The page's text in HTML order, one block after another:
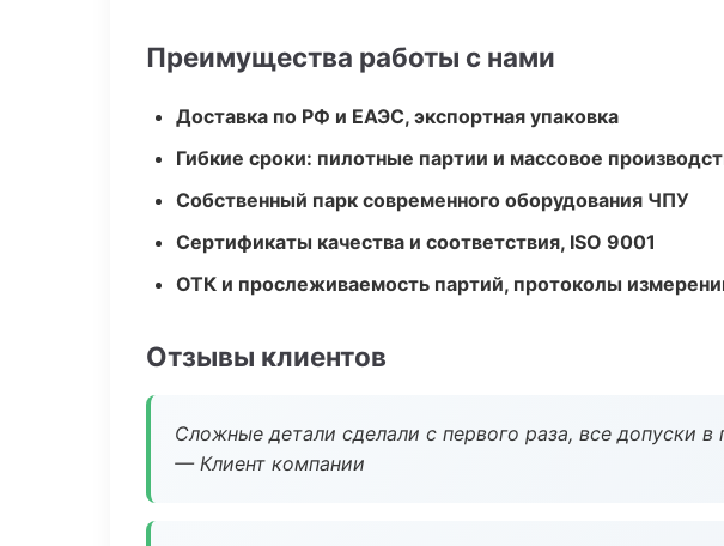
Преимущества работы с нами
Доставка по РФ и ЕАЭС, экспортная упаковка
Гибкие сроки: пилотные партии и массовое
Собственный парк современного оборудования ЧПУ
Сертификаты качества и соответствия, ISO 9001
ОТК и прослеживаемость партий, протоколы
Отзывы клиентов
Сложные детали сделали с первого раза, все допуски
— Клиент компании